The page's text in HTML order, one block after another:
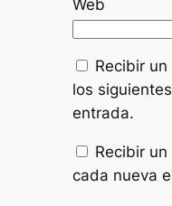
Web
Recibir
los
entrada.
Recibir
cada nueva